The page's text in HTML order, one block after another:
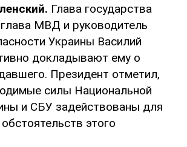
Глава государства
МВД и руководитель
Украины Василий
докладывают ему о
Президент отметил,
силы Национальной
и СБУ задействованы для
этого